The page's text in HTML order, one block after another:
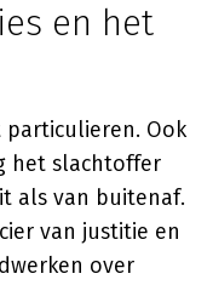
en het
Ook
het slachtoffer
als van buitenaf.
van justitie en
over